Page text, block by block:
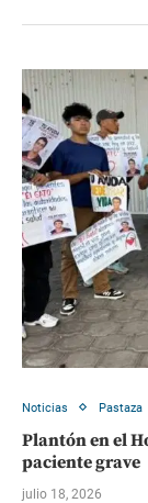
Noticias Pastaza
Plantón en el
paciente grave
julio 18, 2026